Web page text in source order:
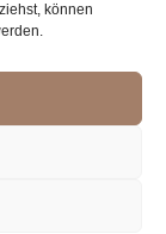
können
zu kaufen.